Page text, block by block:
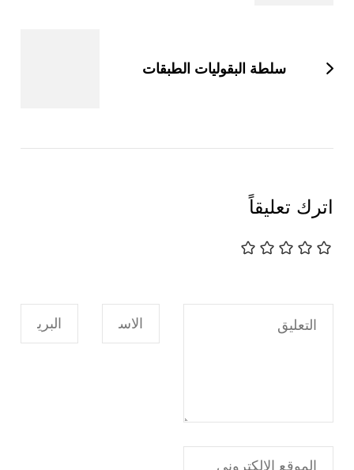
سلطة البقوليات الطبقات
اترك تعليقاً